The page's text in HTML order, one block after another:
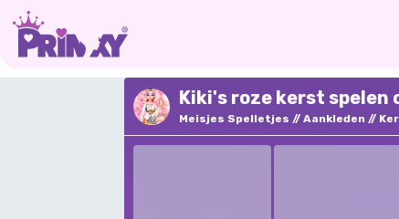
Kiki's roze kerst spelen
Meisjes Spelletjes Aankleden